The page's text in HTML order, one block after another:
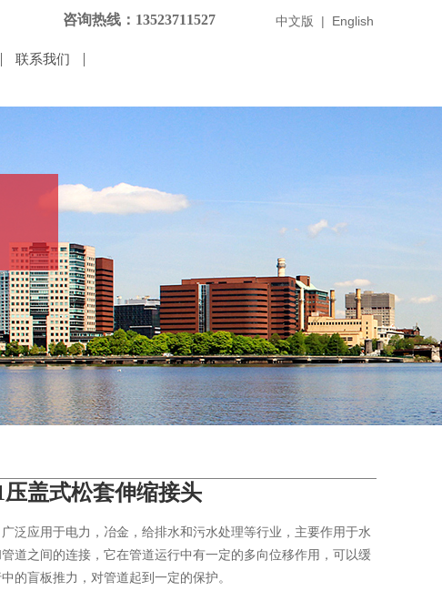
中文版 | English
联系我们
咨询热线： 13523711527
压盖式松套伸缩接头
泛应用于电力，冶金，给排水和污水处理等行业，主要作用于水
道之间的连接，它在管道运行中有一定的多向位移作用，可以缓
的盲板推力，对管道起到一定的保护。